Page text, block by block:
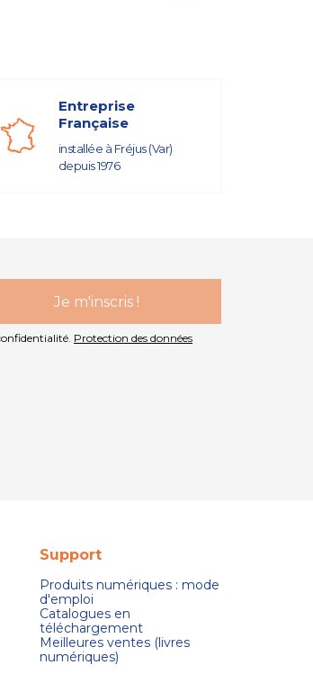
Entreprise
Française
installée à Fréjus (Var)
depuis 1976
Protection des données
Support
Produits numériques : mode
d'emploi
Catalogues en
téléchargement
Meilleures ventes (livres
numériques)